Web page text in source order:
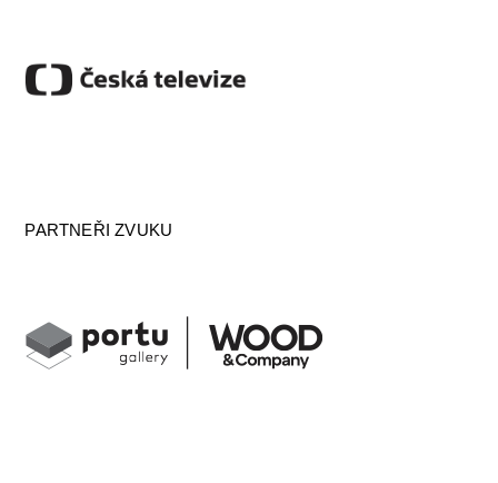
PARTNEŘI ZVUKU